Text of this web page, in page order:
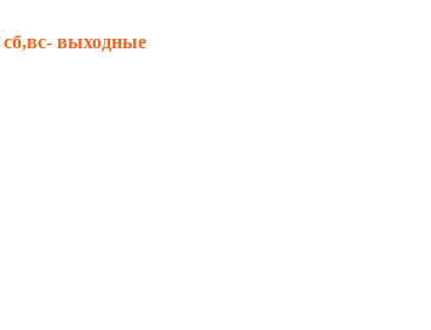
сб,вс- выходные